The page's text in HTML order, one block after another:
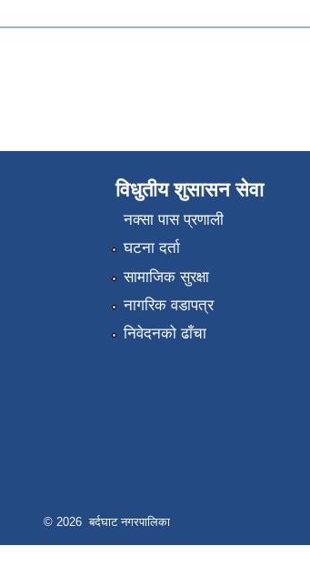
विधुतीय शुसासन सेवा
नक्सा पास प्रणाली
घटना दर्ता
सामाजिक सुरक्षा
नागरिक वडापत्र
निवेदनको ढाँचा
© 2026 बर्दघाट नगरपालिका